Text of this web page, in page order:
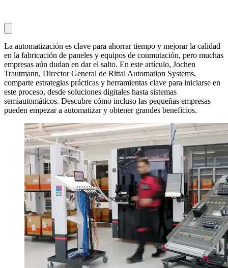
La automatización es clave para ahorrar tiempo y mejorar la calidad
en la fabricación de paneles y equipos de conmutación, pero muchas
empresas aún dudan en dar el salto. En este artículo, Jochen
Trautmann, Director General de Rittal Automation Systems,
comparte estrategias prácticas y herramientas clave para iniciarse en
este proceso, desde soluciones digitales hasta sistemas
semiautomáticos. Descubre cómo incluso las pequeñas empresas
pueden empezar a automatizar y obtener grandes beneficios.